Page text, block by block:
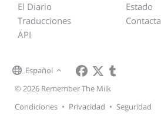
El Diario
Traducciones
API
Estado
Español
© 2026 Remember The Milk
Condiciones • Privacidad • Seguridad